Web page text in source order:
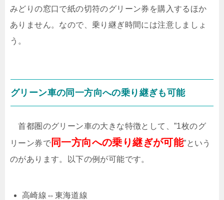
みどりの窓口で紙の切符のグリーン券を購入するほか
ありません。なので、乗り継ぎ時間には注意しましょ
う。
グリーン車の同一方向への乗り継ぎも可能
首都圏のグリーン車の大きな特徴として、”1枚のグ
リーン券で 同一方向への乗り継ぎが可能”という
のがあります。以下の例が可能です。
高崎線⇔東海道線